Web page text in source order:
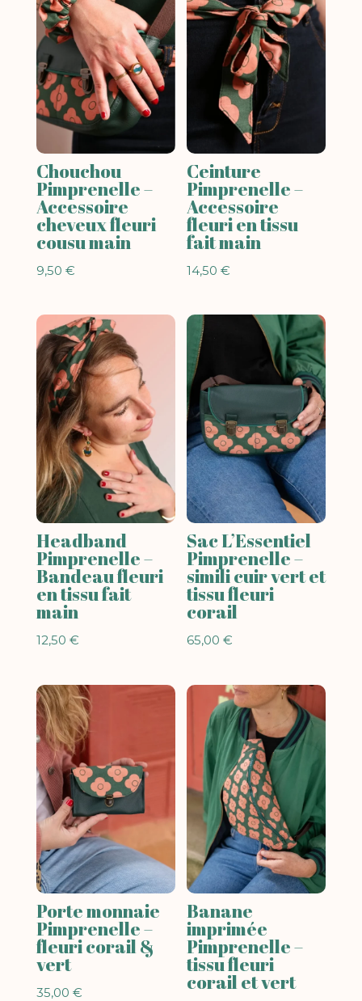
Chouchou
Pimprenelle –
Accessoire
cheveux fleuri
cousu main
9,50 €
Ceinture
Pimprenelle –
Accessoire
fleuri en tissu
fait main
14,50€
Headband
Pimprenelle –
Bandeau fleuri
en tissu fait
main
12,50 €
Sac L’Essentiel
Pimprenelle –
simili cuir vert et
tissu fleuri
corail
65,00€
Porte monnaie
Pimprenelle –
fleuri corail &
vert
35,00 €
Banane
imprimée
Pimprenelle –
tissu fleuri
corail et vert